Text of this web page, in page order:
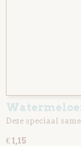
Deze speciaal
€ 1,15